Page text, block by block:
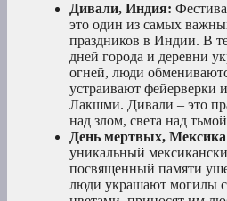
Дивали, Индия:
это один из самых
праздников в Индии. В
дней города и деревни
огней, люди
устраивают фейерверки
Лакшми. Дивали – это
над злом, света над
День мертвых,
уникальный
посвященный памяти
люди украшают могилы